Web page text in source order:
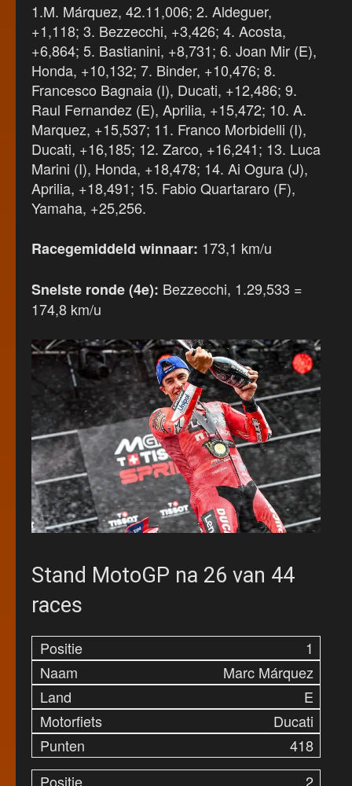
1.M. Márquez, 42.11,006; 2. Aldeguer,
+1,118; 3. Bezzecchi, +3,426; 4. Acosta,
+6,864; 5. Bastianini, +8,731; 6. Joan Mir (E),
Honda, +10,132; 7. Binder, +10,476; 8.
Francesco Bagnaia (I), Ducati, +12,486; 9.
Raul Fernandez (E), Aprilia, +15,472; 10. A.
Marquez, +15,537; 11. Franco Morbidelli (I),
Ducati, +16,185; 12. Zarco, +16,241; 13. Luca
Marini (I), Honda, +18,478; 14. Ai Ogura (J),
Aprilia, +18,491; 15. Fabio Quartararo (F),
Yamaha, +25,256.
Racegemiddeld winnaar: 173,1 km/u
Snelste ronde (4e): Bezzecchi, 1.29,533 =
174,8 km/u
Stand MotoGP na 26 van 44
races
1
Marc Márquez
E
Ducati
418
2